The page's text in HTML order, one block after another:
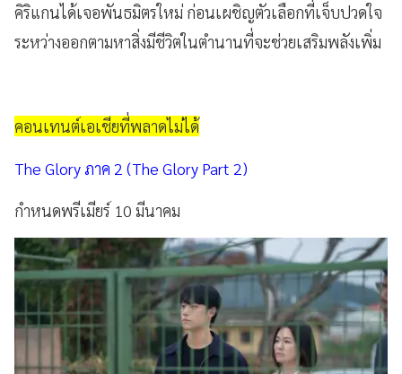
คิริแกนได้เจอพันธมิตรใหม่ ก่อนเผชิญตัวเลือกที่เจ็บปวดใจ
ระหว่างออกตามหาสิ่งมีชีวิตในตำนานที่จะช่วยเสริมพลังเพิ่ม
คอนเทนต์เอเชียที่พลาดไม่ได้
The Glory ภาค 2 (The Glory Part 2)
กำหนดพรีเมียร์ 10 มีนาคม